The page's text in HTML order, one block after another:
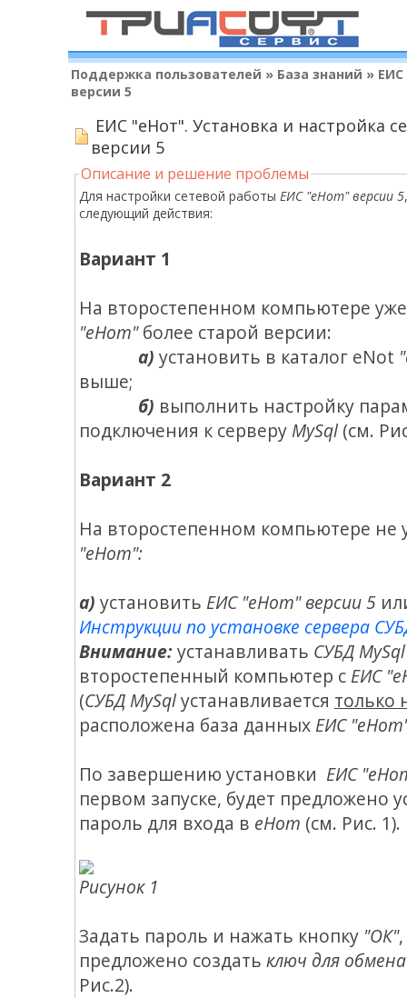
Поддержка пользователей » База знаний » ЕИС
версии 5
ЕИС "еНот". Установка и настройка
версии 5
Описание и решение проблемы
Для настройки сетевой работы ЕИС "еНот" версии 5
следующий действия:
Вариант 1
На второстепенном компьютере
"еНот"более старой версии:
а) установить в каталог eNot
выше;
б) выполнить настройку
подключения к серверу MySql (см.
Вариант 2
На второстепенном компьютере не
"еНот":
а) установить ЕИС "еНот" версии 5
Инструкции по установке сервера
Внимание:устанавливать СУБД MySql
второстепенный компьютер с ЕИС
(СУБД MySqlустанавливается только
расположена база данных ЕИС
По завершению установки ЕИС
первом запуске, будет предложено
пароль для входа в еНот (см. Рис. 1).
Рисунок 1
Задать пароль и нажать кнопку "ОК"
предложено создать ключ для
Рис.2).